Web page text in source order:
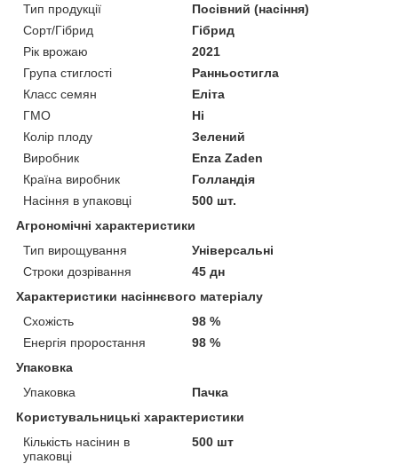
Тип продукції
Посівний (насіння)
Сорт/Гібрид
Гібрид
Рік врожаю
2021
Група стиглості
Ранньостигла
Класс семян
Еліта
ГМО
Ні
Колір плоду
Зелений
Виробник
Enza Zaden
Країна виробник
Голландія
Насіння в упаковці
500 шт.
Агрономічні характеристики
Тип вирощування
Універсальні
Строки дозрівання
45 дн
Характеристики насіннєвого матеріалу
Схожість
98 %
Енергія проростання
98 %
Упаковка
Упаковка
Пачка
Користувальницькі характеристики
Кількість насінин в
упаковці
500 шт